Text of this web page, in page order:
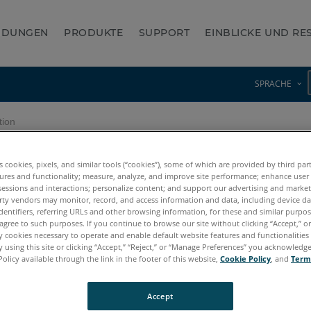
PRODUKTE SUPPORT EINBLICKE UND
SPRACHE
BuildIT Construction
FARO Licensing
cookies, pixels, and similar tools (“cookies”), some of which are provided by third
and functionality; measure, analyze, and improve site performance; enhance user
and interactions; personalize content; and support our advertising and
vendors may monitor, record, and access information and data, including device
referring URLs and other browsing information, for these and similar
to such purposes. If you continue to browse our site without clicking “Accept,”
cookies necessary to operate and enable default website features and
using this site or clicking “Accept,” “Reject,” or “Manage Preferences” you
available through the link in the footer of this website, Cookie Policy, and
Accept